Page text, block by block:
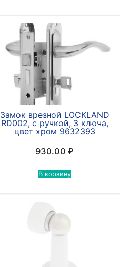
Замок врезной LOCKLAND
RD002, с ручкой, 3 ключа,
цвет хром 9632393
930.00₽
В корзину